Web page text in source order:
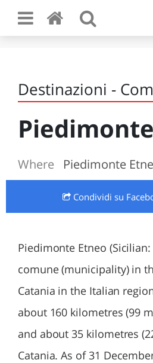
Destinazioni -
Where Piedimonte
Condividi su
Piedimonte Etneo
comune (municipality) in
Catania in the Italian
about 160 kilometres (99
and about 35 kilometres
Catania. As of 31